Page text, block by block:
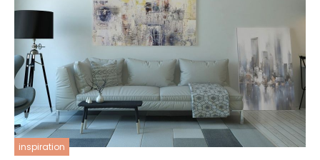
inspiration